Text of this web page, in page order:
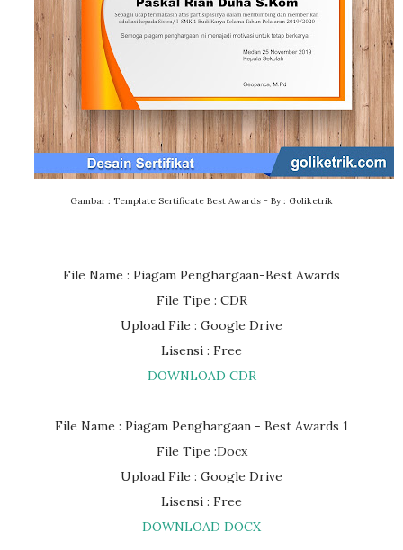
Gambar : Template Sertificate Best Awards - By : Goliketrik
File Name : Piagam Penghargaan-Best Awards
File Tipe : CDR
Upload File : Google Drive
Lisensi : Free
DOWNLOAD CDR
File Name : Piagam Penghargaan - Best Awards 1
File Tipe :Docx
Upload File : Google Drive
Lisensi : Free
DOWNLOAD DOCX